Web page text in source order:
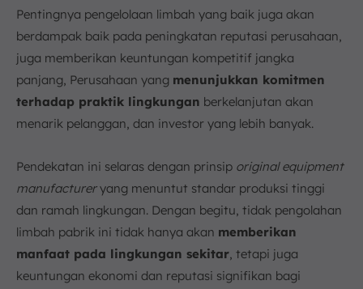
Pentingnya pengelolaan limbah yang baik juga akan
berdampak baik pada peningkatan reputasi perusahaan,
juga memberikan keuntungan kompetitif jangka
panjang, Perusahaan yang menunjukkan komitmen
terhadap praktik lingkungan berkelanjutan akan
menarik pelanggan, dan investor yang lebih banyak.
Pendekatan ini selaras dengan prinsip original equipment
manufactureryang menuntut standar produksi tinggi
dan ramah lingkungan. Dengan begitu, tidak pengolahan
limbah pabrik ini tidak hanya akan memberikan
manfaat pada lingkungan sekitar, tetapi juga
keuntungan ekonomi dan reputasi signifikan bagi